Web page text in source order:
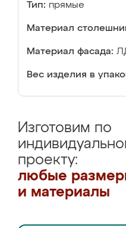
Тип: прямые
Материал
Материал фасада:
Вес изделия в
Изготовим по
проекту:
любые
и материалы